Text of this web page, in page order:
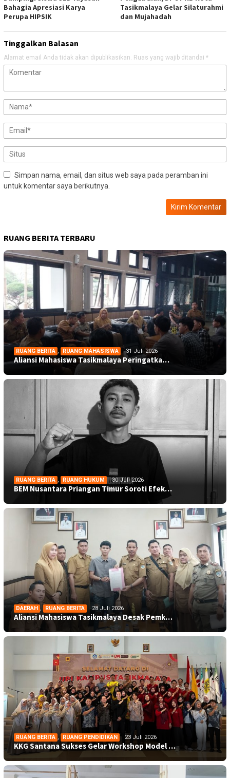
Bahagia Apresiasi Karya
Perupa HIPSIK
Tasikmalaya Gelar Silaturahmi
dan Mujahadah
Tinggalkan Balasan
Alamat email Anda tidak akan dipublikasikan. Ruas yang wajib ditandai *
Simpan nama, email, dan situs web saya pada peramban ini
untuk komentar saya berikutnya.
RUANG BERITA TERBARU
RUANG BERITA , RUANG MAHASISWA 31 Juli 2026
Aliansi Mahasiswa Tasikmalaya Peringatka…
RUANG BERITA RUANG HUKUM 30 Juli 2026
BEM Nusantara Priangan Timur Soroti Efek…
DAERAH , RUANG BERITA 28 Juli 2026
Aliansi Mahasiswa Tasikmalaya Desak Pemk…
RUANG BERITA , RUANG PENDIDIKAN 23 Juli 2026
KKG Santana Sukses Gelar Workshop Model …